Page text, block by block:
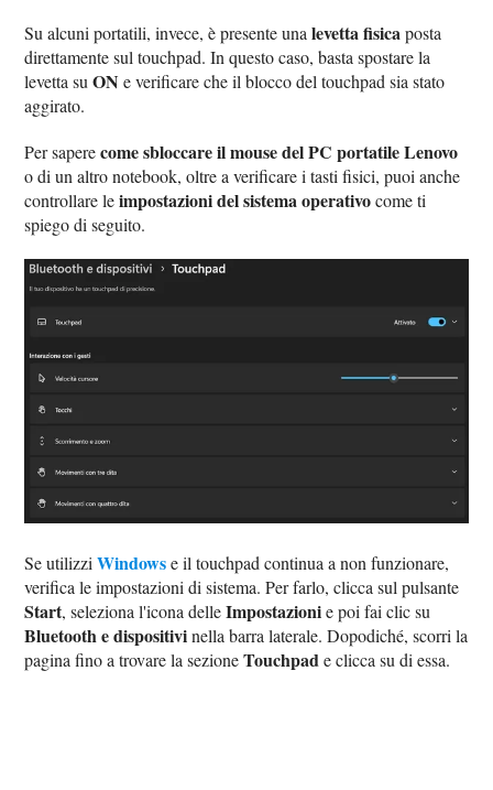
Su alcuni portatili, invece, è presente unalevetta fisicaposta
direttamente sul touchpad. In questo caso, basta spostare la
levetta suON e verificare che il blocco del touchpad sia stato
aggirato.
Per saperecome sbloccare il mouse del PC portatile Lenovo
o di un altro notebook, oltre a verificare i tasti fisici, puoi anche
controllare leimpostazioni del sistema operativocome ti
spiego di seguito.
Se utilizziWindowse il touchpad continua a non funzionare,
verifica le impostazioni di sistema. Per farlo, clicca sul pulsante
Start, seleziona l'icona delleImpostazionie poi fai clic su
Bluetooth e dispositivinella barra laterale. Dopodiché, scorri la
pagina fino a trovare la sezioneTouchpade clicca su di essa.